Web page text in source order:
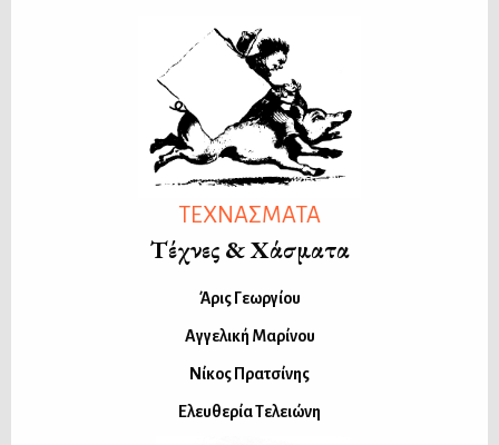
ΤΕΧΝΑΣΜΑΤΑ
Τέχνες & Χάσματα
Άρις Γεωργίου
Αγγελική Μαρίνου
Νίκος Πρατσίνης
Ελευθερία Τελειώνη